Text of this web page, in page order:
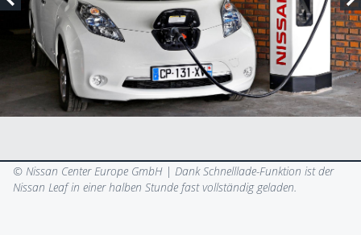
© Nissan Center Europe GmbH | Dank Schnelllade-Funktion ist der
Nissan Leaf in einer halben Stunde fast vollständig geladen.